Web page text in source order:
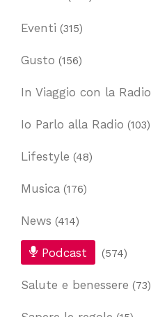
Eventi (315)
Gusto (156)
In Viaggio con la Radio
Io Parlo alla Radio (103)
Lifestyle (48)
Musica (176)
News (414)
Podcast (574)
Salute e benessere (73)